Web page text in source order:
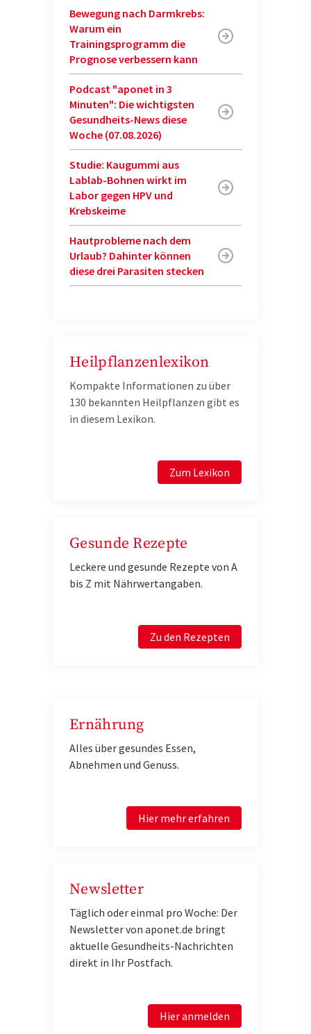
Bewegung nach Darmkrebs:
Warum ein
Trainingsprogramm die
Prognose verbessern kann
Podcast "aponet in 3
Minuten": Die wichtigsten
Gesundheits-News diese
Woche (07.08.2026)
Studie: Kaugummi aus
Lablab-Bohnen wirkt im
Labor gegen HPV und
Krebskeime
Hautprobleme nach dem
Urlaub? Dahinter können
diese drei Parasiten stecken
Heilpflanzenlexikon
Kompakte Informationen zu über
130 bekannten Heilpflanzen gibt es
in diesem Lexikon.
Zum Lexikon
Gesunde Rezepte
Leckere und gesunde Rezepte von A
bis Z mit Nährwertangaben.
Zu den Rezepten
Ernährung
Alles über gesundes Essen,
Abnehmen und Genuss.
Hier mehr erfahren
Newsletter
Täglich oder einmal pro Woche: Der
Newsletter von aponet.de bringt
aktuelle Gesundheits-Nachrichten
direkt in Ihr Postfach.
Hier anmelden